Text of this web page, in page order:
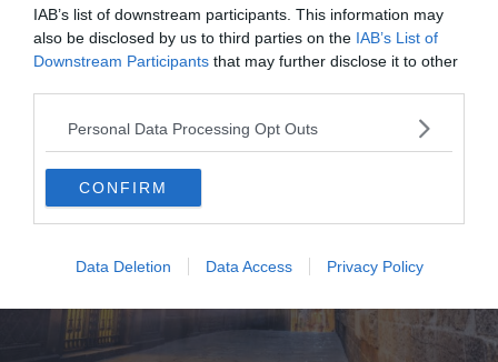
IAB’s list of downstream participants. This information may
also be disclosed by us to third parties on the IAB’s List of
Downstream Participants that may further disclose it to other
Personal Data Processing Opt Outs
CONFIRM
Data Deletion Data Access Privacy Policy
Le quartier gothique